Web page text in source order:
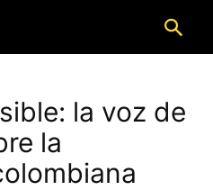
la voz de
la